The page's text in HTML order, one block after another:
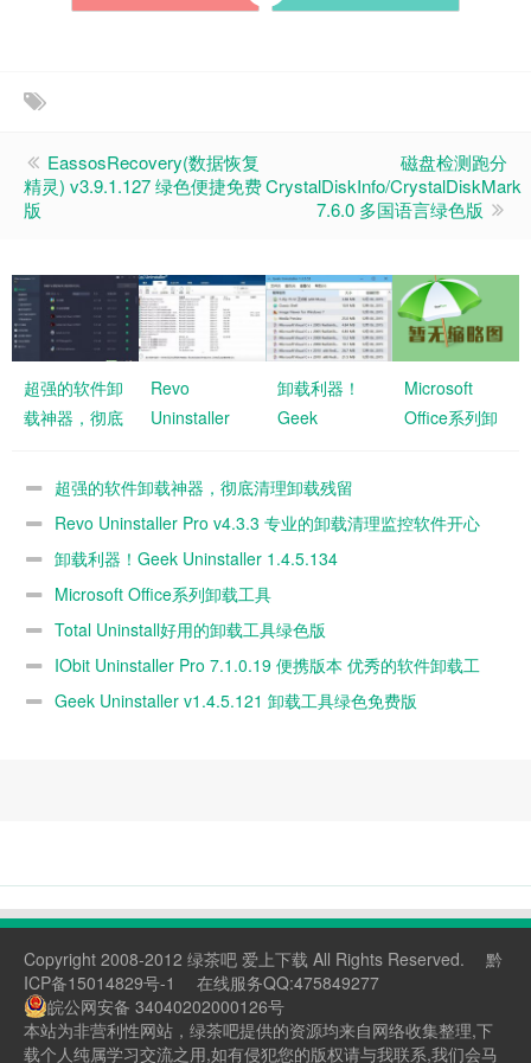
EassosRecovery(数据恢复
精灵) v3.9.1.127 绿色便捷免费
版
磁盘检测跑分
CrystalDiskInfo/CrystalDiskMark
7.6.0 多国语言绿色版
超强的软件卸
载神器，彻底
Revo
Uninstaller
业的卸载清理
版
卸载利器！
Geek
1.4.5.134
Microsoft
Office系列卸
超强的软件卸载神器，彻底清理卸载残留
Revo Uninstaller Pro v4.3.3 专业的卸载清理监控软件开心
版 卸载利器！Geek Uninstaller 1.4.5.134
Microsoft Office系列卸载工具
Total Uninstall好用的卸载工具绿色版
IObit Uninstaller Pro 7.1.0.19 便携版本 优秀的软件卸载工
Geek Uninstaller v1.4.5.121 卸载工具绿色免费版
Copyright 2008-2012 绿茶吧 爱上下载 All Rights Reserved.
黔
ICP备15014829号-1
在线服务QQ:475849277
皖公网安备 34040202000126号
本站为非营利性网站，绿茶吧提供的资源均来自网络收集整理,下
载个人纯属学习交流之用,如有侵犯您的版权请与我联系,我们会马